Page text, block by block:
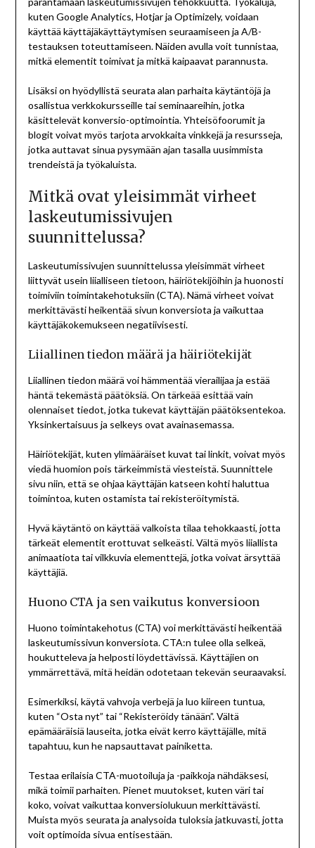
kuten Google Analytics, Hotjar ja Optimizely, voidaan
käyttää käyttäjäkäyttäytymisen seuraamiseen ja A/B-
testauksen toteuttamiseen. Näiden avulla voit tunnistaa,
mitkä elementit toimivat ja mitkä kaipaavat parannusta.
Lisäksi on hyödyllistä seurata alan parhaita käytäntöjä ja
osallistua verkkokursseille tai seminaareihin, jotka
käsittelevät konversio-optimointia. Yhteisöfoorumit ja
blogit voivat myös tarjota arvokkaita vinkkejä ja resursseja,
jotka auttavat sinua pysymään ajan tasalla uusimmista
trendeistä ja työkaluista.
Mitkä ovat yleisimmät virheet
laskeutumissivujen
suunnittelussa?
Laskeutumissivujen suunnittelussa yleisimmät virheet
liittyvät usein liialliseen tietoon, häiriötekijöihin ja huonosti
toimiviin toimintakehotuksiin (CTA). Nämä virheet voivat
merkittävästi heikentää sivun konversiota ja vaikuttaa
käyttäjäkokemukseen negatiivisesti.
Liiallinen tiedon määrä ja häiriötekijät
Liiallinen tiedon määrä voi hämmentää vierailijaa ja estää
häntä tekemästä päätöksiä. On tärkeää esittää vain
olennaiset tiedot, jotka tukevat käyttäjän päätöksentekoa.
Yksinkertaisuus ja selkeys ovat avainasemassa.
Häiriötekijät, kuten ylimääräiset kuvat tai linkit, voivat myös
viedä huomion pois tärkeimmistä viesteistä. Suunnittele
sivu niin, että se ohjaa käyttäjän katseen kohti haluttua
toimintoa, kuten ostamista tai rekisteröitymistä.
Hyvä käytäntö on käyttää valkoista tilaa tehokkaasti, jotta
tärkeät elementit erottuvat selkeästi. Vältä myös liiallista
animaatiota tai vilkkuvia elementtejä, jotka voivat ärsyttää
käyttäjiä.
Huono CTA ja sen vaikutus konversioon
Huono toimintakehotus (CTA) voi merkittävästi heikentää
laskeutumissivun konversiota. CTA:n tulee olla selkeä,
houkutteleva ja helposti löydettävissä. Käyttäjien on
ymmärrettävä, mitä heidän odotetaan tekevän seuraavaksi.
Esimerkiksi, käytä vahvoja verbejä ja luo kiireen tuntua,
kuten “Osta nyt” tai “Rekisteröidy tänään”. Vältä
epämääräisiä lauseita, jotka eivät kerro käyttäjälle, mitä
tapahtuu, kun he napsauttavat painiketta.
Testaa erilaisia CTA-muotoiluja ja -paikkoja nähdäksesi,
mikä toimii parhaiten. Pienet muutokset, kuten väri tai
koko, voivat vaikuttaa konversiolukuun merkittävästi.
Muista myös seurata ja analysoida tuloksia jatkuvasti, jotta
voit optimoida sivua entisestään.